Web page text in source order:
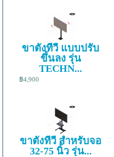
ขาตั้งทีวี แบบปรับ
ขึ้นลง รุ่น
TECHN...
฿4,900
ขาตั้งทีวี สำหรับจอ
32-75 นิ้ว รุ่น...